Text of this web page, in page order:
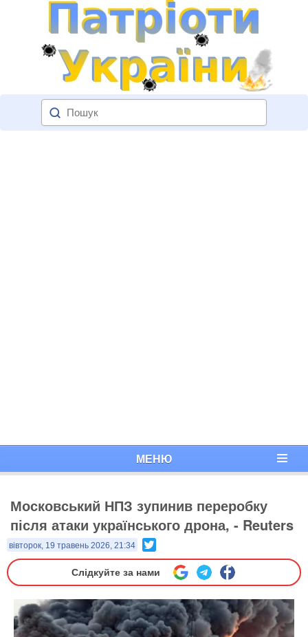
МЕНЮ
Московський НПЗ зупинив переробку
після атаки українського дрона, - Reuters
вівторок, 19 травень 2026, 21:34
Слідкуйте за нами